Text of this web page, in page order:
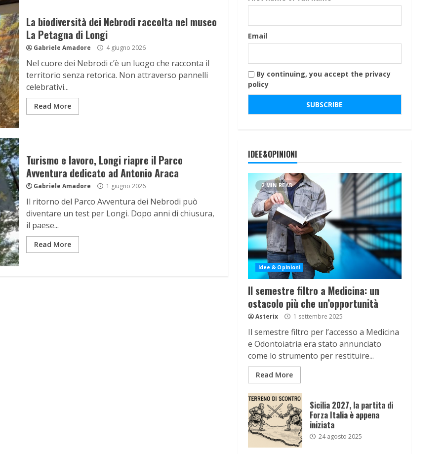
La biodiversità dei Nebrodi raccolta nel museo
La Petagna di Longi
Gabriele Amadore 4 giugno 2026
Nel cuore dei Nebrodi c’è un luogo che racconta il
territorio senza retorica. Non attraverso pannelli
celebrativi...
Read More
Turismo e lavoro, Longi riapre il Parco
Avventura dedicato ad Antonio Araca
Gabriele Amadore 1 giugno 2026
Il ritorno del Parco Avventura dei Nebrodi può
diventare un test per Longi. Dopo anni di chiusura,
il paese...
Read More
Email
By continuing, you accept the privacy
policy
IDEE&OPINIONI
2 MIN READ
Idee & Opinioni
Il semestre filtro a Medicina: un
ostacolo più che un’opportunità
Asterix 1 settembre 2025
Il semestre filtro per l’accesso a Medicina
e Odontoiatria era stato annunciato
come lo strumento per restituire...
Read More
Sicilia 2027, la partita di
Forza Italia è appena
iniziata
24 agosto 2025